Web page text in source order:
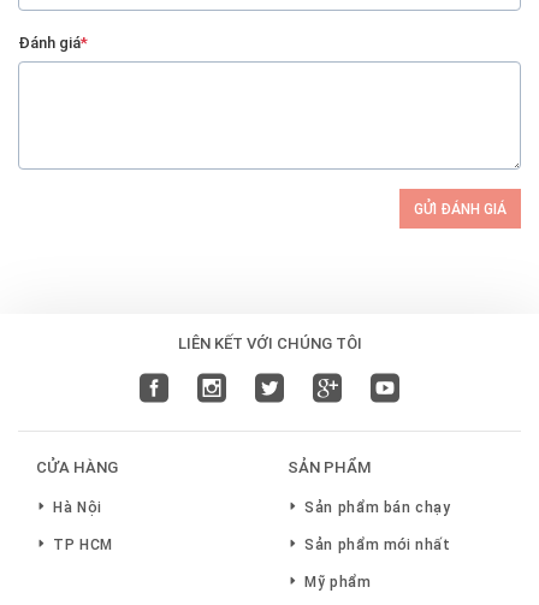
Đánh giá*
GỬI ĐÁNH GIÁ
LIÊN KẾT VỚI CHÚNG TÔI
CỬA HÀNG
Hà Nội
TP HCM
SẢN PHẨM
Sản phẩm bán chạy
Sản phẩm mới nhất
Mỹ phẩm